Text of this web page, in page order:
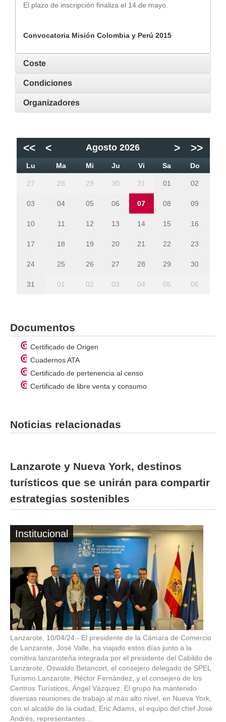
El plazo de inscripción finaliza el 14 de mayo.
Convocatoria Misión Colombia y Perú 2015
Coste
Condiciones
Organizadores
<< < Agosto 2026 > >>
Lu Ma Mi Ju Vi Sa Do
27 28 29 30 31 01 02
03 04 05 06 07 08 09
10 11 12 13 14 15 16
17 18 19 20 21 22 23
24 25 26 27 28 29 30
31 01 02 03 04 05 06
Documentos
Certificado de Origen
Cuadernos ATA
Certificado de pertenencia al censo
Certificado de libre venta y consumo
Noticias relacionadas
Lanzarote y Nueva York, destinos
turísticos que se unirán para compartir
estrategias sostenibles
Institucional
Lanzarote, 10/04/24.- El presidente de la Cámara de Comercio
de Lanzarote, José Valle, ha viajado estos días junto a la
comitiva lanzaroteña integrada por el presidente del Cabildo de
Lanzarote, Oswaldo Betancort, el consejero delegado de SPEL
Turismo Lanzarote, Héctor Fernández, y el consejero de los
Centros Turísticos, Ángel Vázquez. El grupo ha mantenido
diversas reuniones de trabajo al más alto nivel, en Nueva York,
con el alcalde de la ciudad, Eric Adams, el equipo del chef José
Andrés, representantes…